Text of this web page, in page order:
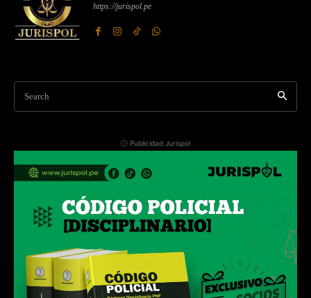
https://jurispol.pe
Search
ⓘ Publicidad Jurispol